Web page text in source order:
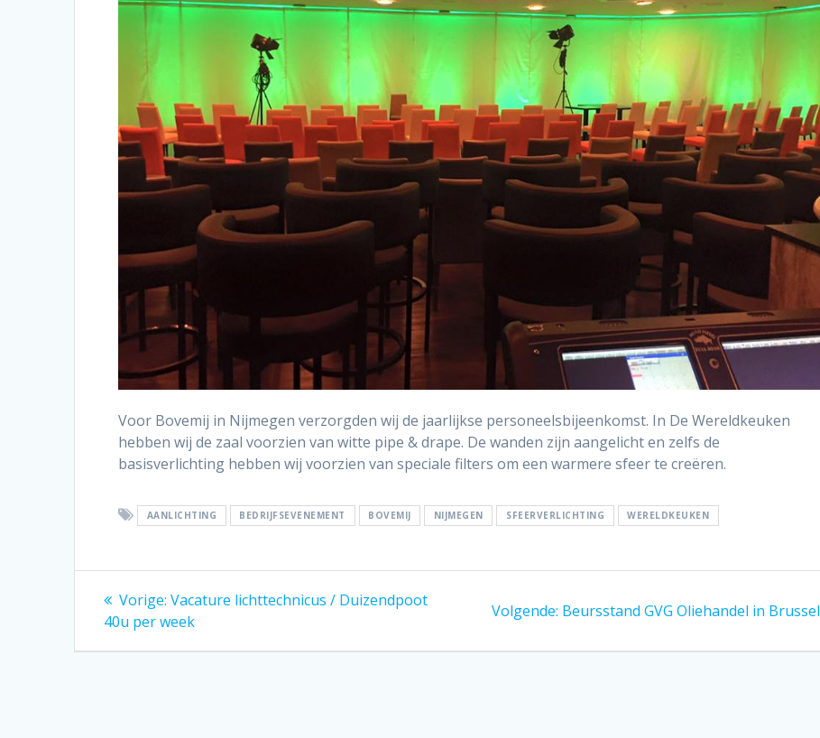
Voor Bovemij in Nijmegen verzorgden wij de jaarlijkse personeelsbijeenkomst. In De Wereldkeuken
hebben wij de zaal voorzien van witte pipe & drape. De wanden zijn aangelicht en zelfs de
basisverlichting hebben wij voorzien van speciale filters om een warmere sfeer te creëren.
AANLICHTING BEDRIJFSEVENEMENT BOVEMIJ NIJMEGEN SFEERVERLICHTING WERELDKEUKEN
Bericht
navigatie
Vorige: Vorig
bericht:
Vacature lichttechnicus / Duizendpoot
40u per week
Volgende: Volgend
Beursstand GVG Oliehandel in Brussel